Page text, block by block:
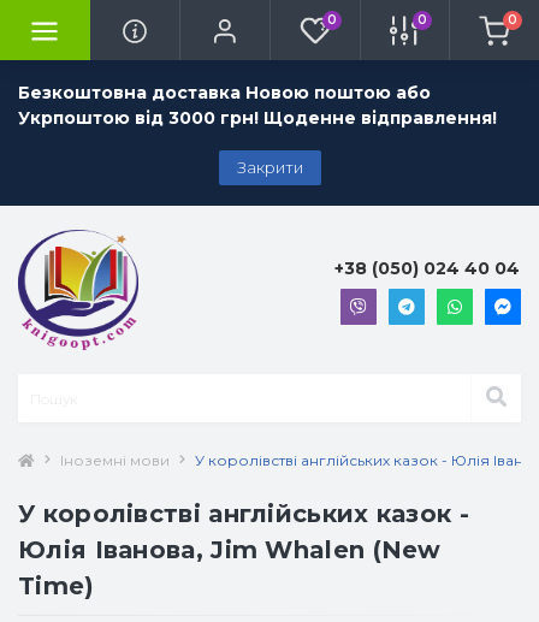
Безкоштовна доставка Новою поштою або
Укрпоштою від 3000 грн! Щоденне відправлення!
Закрити
0 0 0
+38 (050) 024 40 04
Іноземні мови У королівстві англійських казок - Юлія
У королівстві англійських казок -
Юлія Іванова, Jim Whalen (New
Time)